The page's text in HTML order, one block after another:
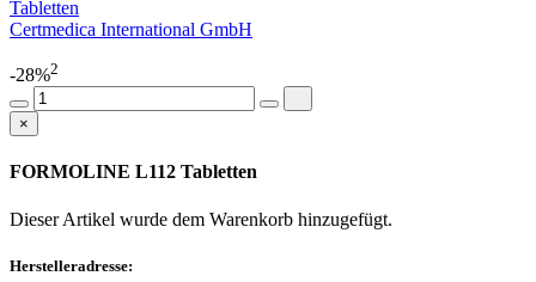
Tabletten
Certmedica International GmbH
-28%2
×
FORMOLINE L112 Tabletten
Dieser Artikel wurde dem Warenkorb hinzugefügt.
Herstelleradresse: